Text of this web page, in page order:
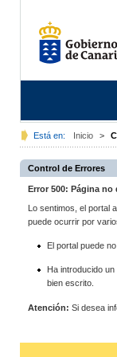
Está en: Inicio >
Control de Errores
Error 500: Página
Lo sentimos, el portal
puede ocurrir por
El portal puede
Ha introducido
bien escrito.
Atención: Si desea